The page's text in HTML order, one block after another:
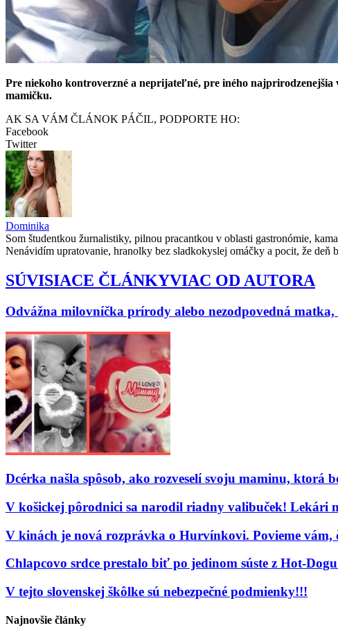
Pre niekoho kontroverzné a neprijateľné, pre iného najprirodzenejšia
mamičku.
AK SA VÁM ČLÁNOK PÁČIL, PODPORTE HO:
Facebook
Twitter
Dominika
Som študentkou žurnalistiky, pilnou pracantkou v oblasti gastronómie,
Nenávidím upratovanie, hranolky bez sladkokyslej omáčky a pocit, že
SÚVISIACE ČLÁNKYVIAC OD AUTORA
Odvážna milovníčka prírody alebo nezodpovedná
Dcérka našla spôsob, ako rozveselí svoju maminu, ktorá
V košickej pôrodnici sa narodil riadny valibuček! Lekári
V kinách je nová rozprávka o Hurvínkovi. Povieme vám,
Chlapcovo srdce prestalo biť po jedinom súste z Hot-
V tejto slovenskej škôlke sú nebezpečné podmienky!!!
Najnovšie články